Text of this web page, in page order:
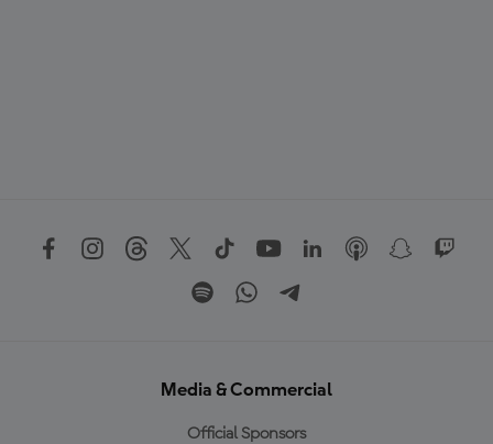
Media & Commercial
Official Sponsors